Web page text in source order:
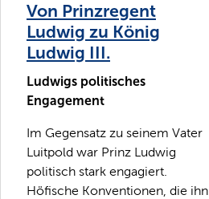
Von Prinzregent
Ludwig zu König
Ludwig III.
Ludwigs politisches
Engagement
Im Gegensatz zu seinem Vater
Luitpold war Prinz Ludwig
politisch stark engagiert.
Höfische Konventionen, die ihn